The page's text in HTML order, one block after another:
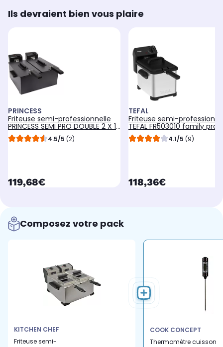
Ils devraient bien vous plaire
PRINCESS
Friteuse semi-professionnelle
PRINCESS SEMI PRO DOUBLE 2 X 1
KG 183028-01-001
4.5/5 (2)
currentPrice
119,68€
TEFAL
Friteuse semi-
TEFAL FR503010 family pro
access 4.1/5 (9)
currentPrice
118,36€
Composez votre pack
KITCHEN CHEF
Friteuse semi-
COOK CONCEPT
Thermomètre cuisson